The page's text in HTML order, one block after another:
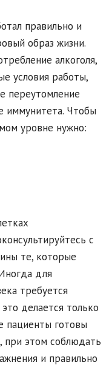
правильно и
образ жизни.
алкоголя,
условия работы,
переутомление
иммунитета. Чтобы
уровне нужно:
с
те, которые
для
требуется
делается только
пациенты готовы
при этом соблюдать
и правильно